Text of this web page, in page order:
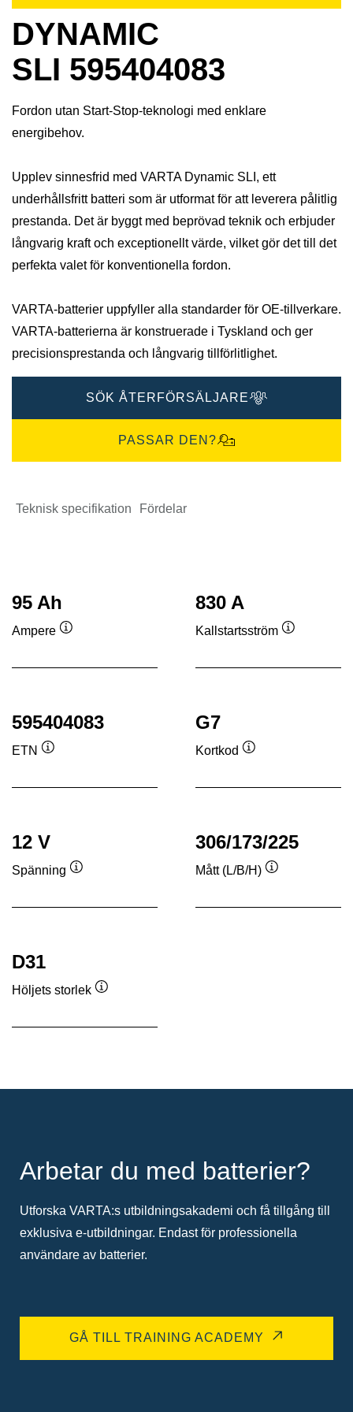
DYNAMIC
SLI 595404083
Fordon utan Start-Stop-teknologi med enklare
energibehov.
Upplev sinnesfrid med VARTA Dynamic SLI, ett
underhållsfritt batteri som är utformat för att leverera pålitlig
prestanda. Det är byggt med beprövad teknik och erbjuder
långvarig kraft och exceptionellt värde, vilket gör det till det
perfekta valet för konventionella fordon.
VARTA-batterier uppfyller alla standarder för OE-tillverkare.
VARTA-batterierna är konstruerade i Tyskland och ger
precisionsprestanda och långvarig tillförlitlighet.
SÖK ÅTERFÖRSÄLJARE
PASSAR DEN?
Teknisk specifikation Fördelar
95 Ah
Ampere
830 A
Kallstartsström
595404083
ETN
G7
Kortkod
12 V
Spänning
306/173/225
Mått (L/B/H)
D31
Höljets storlek
Arbetar du med batterier?
Utforska VARTA:s utbildningsakademi och få tillgång till
exklusiva e-utbildningar. Endast för professionella
användare av batterier.
GÅ TILL TRAINING ACADEMY